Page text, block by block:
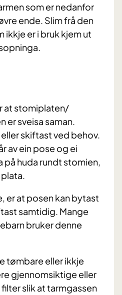
som er nedanfor
ende. Slim frå den
ikkje er i bruk kjem ut
at stomiplaten/
er sveisa saman.
skiftast ved behov.
av ein pose og ei
på huda rundt stomien,
er at posen kan bytast
samtidig. Mange
bruker denne
tømbare eller ikkje
gjennomsiktige eller
slik at tarmgassen